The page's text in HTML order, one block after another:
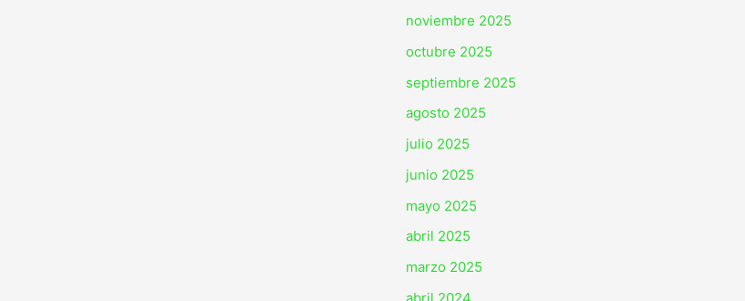
noviembre 2025
octubre 2025
septiembre 2025
agosto 2025
julio 2025
junio 2025
mayo 2025
abril 2025
marzo 2025